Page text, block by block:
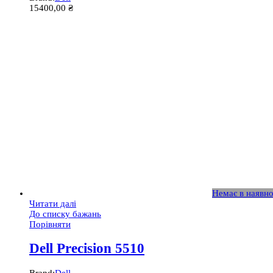
15400,00 ₴
Немає в
Читати далі
До списку бажань
Порівняти
Dell Precision 5510